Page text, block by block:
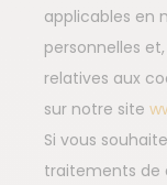
applicables en
personnelles
relatives aux
sur notre site
Si vous
traitements de